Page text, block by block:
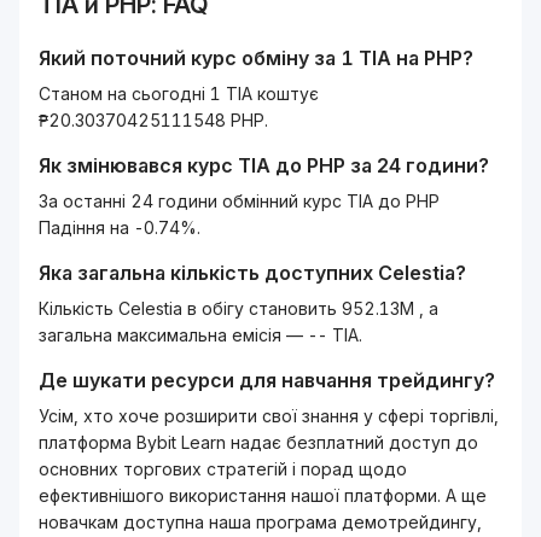
Який поточний курс обміну за 1 TIA на PHP?
Станом на сьогодні 1 TIA коштує
₱20.30370425111548 PHP.
Як змінювався курс TIA до PHP за 24 години?
За останні 24 години обмінний курс TIA до PHP
Падіння на -0.74%.
Яка загальна кількість доступних Celestia?
Кількість Celestia в обігу становить 952.13M , а
загальна максимальна емісія — -- TIA.
Де шукати ресурси для навчання трейдингу?
Усім, хто хоче розширити свої знання у сфері торгівлі,
платформа Bybit Learn надає безплатний доступ до
основних торгових стратегій і порад щодо
ефективнішого використання нашої платформи. А ще
новачкам доступна наша програма демотрейдингу,